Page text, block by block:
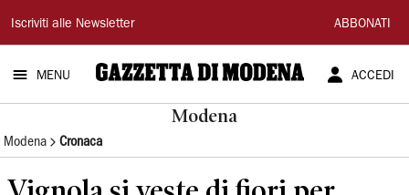
Gazzetta
di
Modena
Iscriviti alle Newsletter ABBONATI
MENU ACCEDI
Modena
Modena Cronaca